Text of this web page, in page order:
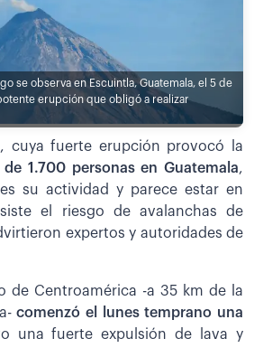
se observa en Escuintla, Guatemala, el 5 de
erupción que obligó a realizar
, cuya fuerte erupción provocó la
1.700 personas en Guatemala,
su actividad y parece estar en
el riesgo de avalanchas de
expertos y autoridades de
de Centroamérica -a 35 km de la
comenzó el lunes temprano una
una fuerte expulsión de lava y